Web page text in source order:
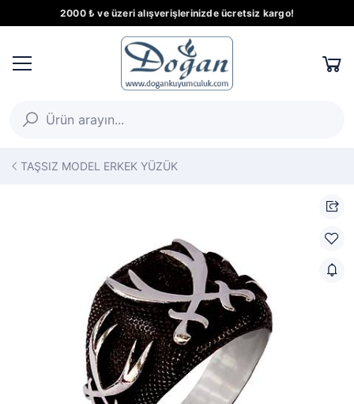
2000 ₺ ve üzeri alışverişlerinizde ücretsiz kargo!
TAŞSIZ MODEL ERKEK YÜZÜK